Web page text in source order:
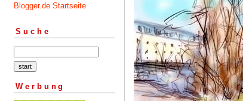
Blogger.de Startseite
Suche
Werbung